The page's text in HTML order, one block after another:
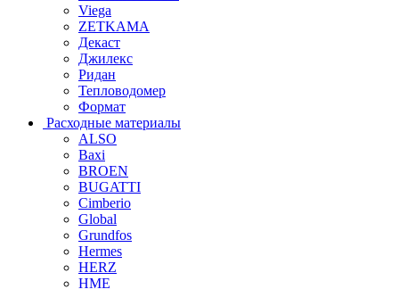
Viega
ZETKAMA
Декаст
Джилекс
Ридан
Тепловодомер
Формат
Расходные материалы
ALSO
Baxi
BROEN
BUGATTI
Cimberio
Global
Grundfos
Hermes
HERZ
HME